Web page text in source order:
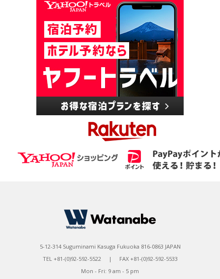
5-12-314 Suguminami Kasuga Fukuoka 816-0863 JAPAN
TEL +81-(0)92-592-5522 | FAX +81-(0)92-592-5533
Mon - Fri: 9 am - 5 pm